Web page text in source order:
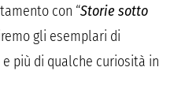
con “Storie sotto
gli esemplari di
più di qualche curiosità in